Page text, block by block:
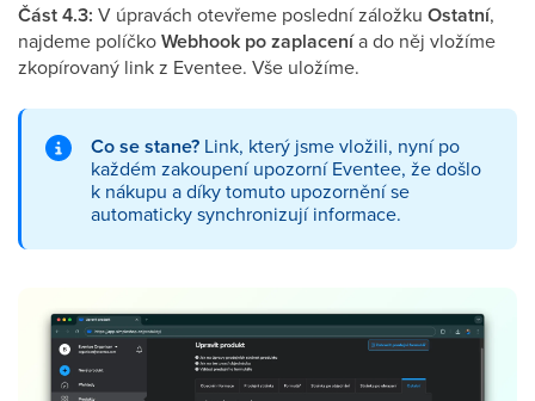
Část 4.3: V úpravách otevřeme poslední záložku Ostatní,
najdeme políčkoWebhook po zaplacenía do něj vložíme
zkopírovaný link z Eventee. Vše uložíme.
Co se stane? Link, který jsme vložili, nyní po
každém zakoupení upozorní Eventee, že došlo
k nákupu a díky tomuto upozornění se
automaticky synchronizují informace.